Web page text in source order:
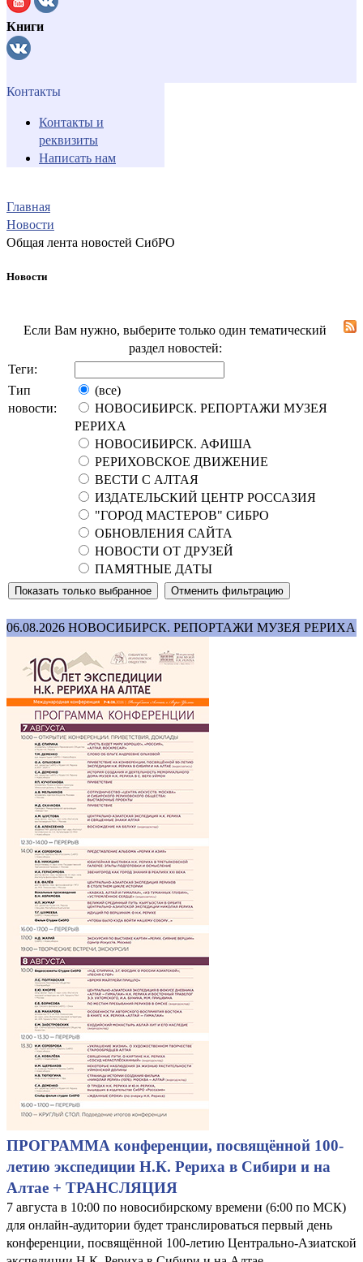
Книги
Контакты
Контакты и
реквизиты
Написать нам
Главная
Новости
Общая лента новостей СибРО
Новости
Если Вам нужно, выберите только один тематический
раздел новостей:
Теги:
Тип
новости:
(все)
НОВОСИБИРСК. РЕПОРТАЖИ МУЗЕЯ
РЕРИХА
НОВОСИБИРСК. АФИША
РЕРИХОВСКОЕ ДВИЖЕНИЕ
ВЕСТИ С АЛТАЯ
ИЗДАТЕЛЬСКИЙ ЦЕНТР РОССАЗИЯ
"ГОРОД МАСТЕРОВ" СИБРО
ОБНОВЛЕНИЯ САЙТА
НОВОСТИ ОТ ДРУЗЕЙ
ПАМЯТНЫЕ ДАТЫ
06.08.2026 НОВОСИБИРСК. РЕПОРТАЖИ МУЗЕЯ РЕРИХА
ПРОГРАММА конференции, посвящённой 100-
летию экспедиции Н.К. Рериха в Сибири и на
Алтае + ТРАНСЛЯЦИЯ
7 августа в 10:00 по новосибирскому времени (6:00 по МСК)
для онлайн-аудитории будет транслироваться первый день
конференции, посвящённой 100-летию Центрально-Азиатской